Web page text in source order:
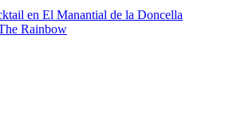
en El Manantial de la Doncella
Rainbow